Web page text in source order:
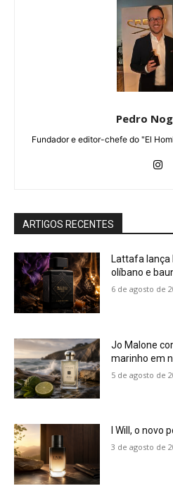
Pedro
Fundador e editor-chefe do "El
ARTIGOS RECENTES
Lattafa lança
olíbano e
6 de agosto de
Jo Malone
marinho em
5 de agosto de
I Will, o novo
3 de agosto de